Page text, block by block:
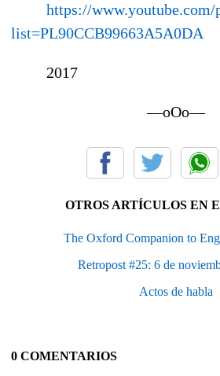
https://www.youtube.com/
list=PL90CCB99663A5A0DA
2017
—oOo—
OTROS ARTÍCULOS EN
The Oxford Companion to
Retropost #25: 6 de
Actos de habla
0 COMENTARIOS